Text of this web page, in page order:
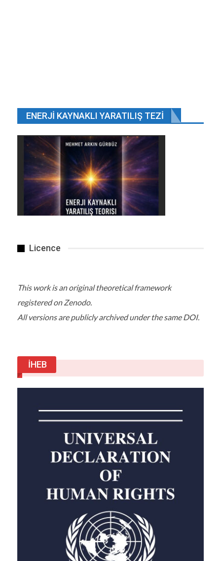
ENERJI KAYNAKLI YARATILIŞ TEZI
Licence
This work is an original theoretical framework
registered on Zenodo.
All versions are publicly archived under the same DOI.
İHEB